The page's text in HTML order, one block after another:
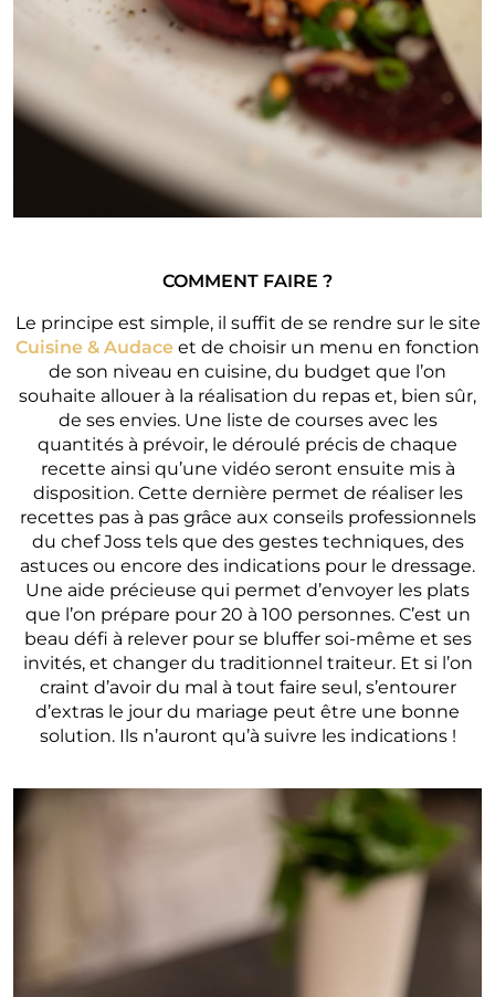
COMMENT FAIRE ?
Le principe est simple, il suffit de se rendre sur le site
Cuisine & Audace et de choisir un menu en fonction
de son niveau en cuisine, du budget que l’on
souhaite allouer à la réalisation du repas et, bien sûr,
de ses envies. Une liste de courses avec les
quantités à prévoir, le déroulé précis de chaque
recette ainsi qu’une vidéo seront ensuite mis à
disposition. Cette dernière permet de réaliser les
recettes pas à pas grâce aux conseils professionnels
du chef Joss tels que des gestes techniques, des
astuces ou encore des indications pour le dressage.
Une aide précieuse qui permet d’envoyer les plats
que l’on prépare pour 20 à 100 personnes. C’est un
beau défi à relever pour se bluffer soi-même et ses
invités, et changer du traditionnel traiteur. Et si l’on
craint d’avoir du mal à tout faire seul, s’entourer
d’extras le jour du mariage peut être une bonne
solution. Ils n’auront qu’à suivre les indications !